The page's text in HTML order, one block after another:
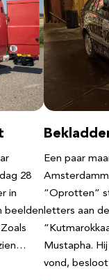
28
in
beelden
Een paar
“Oprotten”
letters aan
Mustapha.
vond,